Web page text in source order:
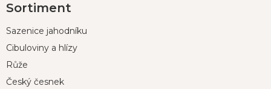
á
a
Sortiment
Sazenice jahodníku
Cibuloviny a hlízy
Růže
Český česnek